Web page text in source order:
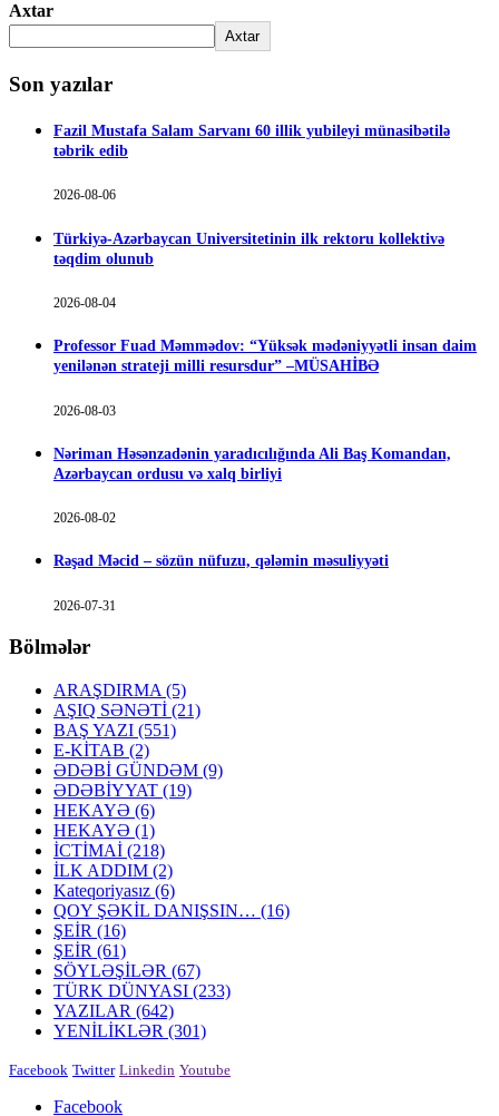
Axtar
Axtar
Son yazılar
Fazil Mustafa Salam Sarvanı 60 illik yubileyi münasibətilə
təbrik edib
2026-08-06
Türkiyə-Azərbaycan Universitetinin ilk rektoru kollektivə
təqdim olunub
2026-08-04
Professor Fuad Məmmədov: “Yüksək mədəniyyətli insan daim
yenilənən strateji milli resursdur” –MÜSAHİBƏ
2026-08-03
Nəriman Həsənzadənin yaradıcılığında Ali Baş Komandan,
Azərbaycan ordusu və xalq birliyi
2026-08-02
Rəşad Məcid – sözün nüfuzu, qələmin məsuliyyəti
2026-07-31
Bölmələr
ARAŞDIRMA (5)
AŞIQ SƏNƏTİ (21)
BAŞ YAZI (551)
E-KİTAB (2)
ƏDƏBİ GÜNDƏM (9)
ƏDƏBİYYAT (19)
HEKAYƏ (6)
HEKAYƏ (1)
İCTİMAİ (218)
İLK ADDIM (2)
Kateqoriyasız (6)
QOY ŞƏKİL DANIŞSIN… (16)
ŞEİR (16)
ŞEİR (61)
SÖYLƏŞİLƏR (67)
TÜRK DÜNYASI (233)
YAZILAR (642)
YENİLİKLƏR (301)
Facebook Twitter Linkedin Youtube
Facebook